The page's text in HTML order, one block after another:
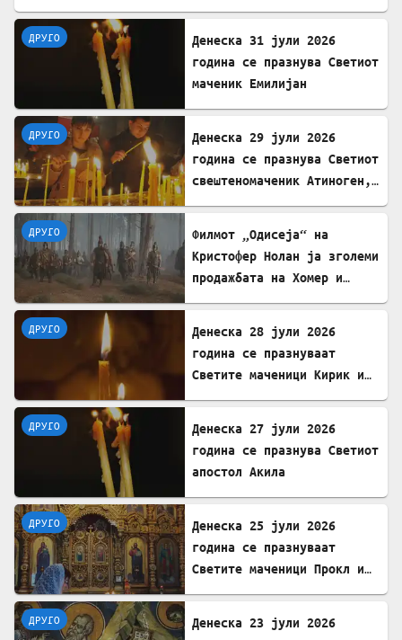
ДРУГО
ДРУГО
Денеска 31 јули 2026
година се празнува Светиот
маченик Емилијан
ДРУГО
Денеска 29 јули 2026
година се празнува Светиот
свештеномаченик Атиноген,
ДРУГО
Филмот „Одисеја“ на
Кристофер Нолан ја зголеми
продажбата на Хомер и
ДРУГО
Денеска 28 јули 2026
година се празнуваат
Светите маченици Кирик и
ДРУГО
Денеска 27 јули 2026
година се празнува Светиот
апостол Акила
ДРУГО
Денеска 25 јули 2026
година се празнуваат
Светите маченици Прокл и
ДРУГО
Денеска 23 јули 2026